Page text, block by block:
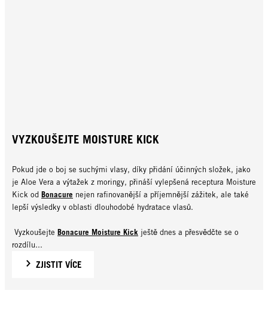
VYZKOUŠEJTE MOISTURE KICK
Pokud jde o boj se suchými vlasy, díky přidání účinných složek, jako
je Aloe Vera a výtažek z moringy, přináší vylepšená receptura Moisture
Kick od Bonacure nejen rafinovanější a příjemnější zážitek, ale také
lepší výsledky v oblasti dlouhodobé hydratace vlasů.
Vyzkoušejte Bonacure Moisture Kick ještě dnes a přesvědčte se o
rozdílu...
ZJISTIT VÍCE